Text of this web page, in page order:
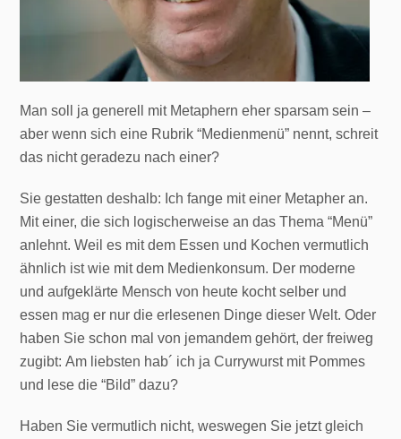
Man soll ja generell mit Metaphern eher sparsam sein –
aber wenn sich eine Rubrik “Medienmenü” nennt, schreit
das nicht geradezu nach einer?
Sie gestatten deshalb: Ich fange mit einer Metapher an.
Mit einer, die sich logischerweise an das Thema “Menü”
anlehnt. Weil es mit dem Essen und Kochen vermutlich
ähnlich ist wie mit dem Medienkonsum. Der moderne
und aufgeklärte Mensch von heute kocht selber und
essen mag er nur die erlesenen Dinge dieser Welt. Oder
haben Sie schon mal von jemandem gehört, der freiweg
zugibt: Am liebsten hab´ ich ja Currywurst mit Pommes
und lese die “Bild” dazu?
Haben Sie vermutlich nicht, weswegen Sie jetzt gleich